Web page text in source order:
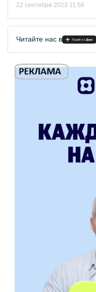
22 сентября 2023 11:56
Читайте нас в